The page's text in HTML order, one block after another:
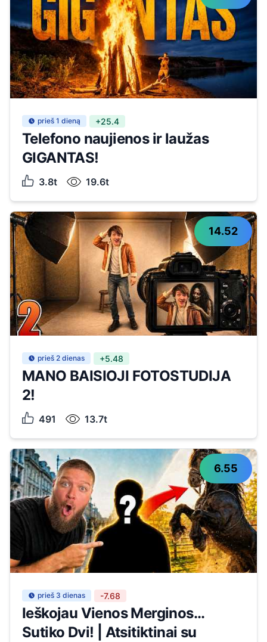
prieš 1 dieną +25.4
Telefono naujienos ir laužas
GIGANTAS!
3.8t 19.6t
14.52
prieš 2 dienas +5.48
MANO BAISIOJI FOTOSTUDIJA
2!
491 13.7t
6.55
prieš 3 dienas -7.68
Ieškojau Vienos Merginos...
Sutiko Dvi! | Atsitiktinai su